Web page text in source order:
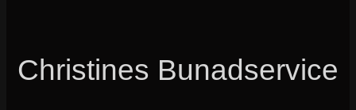
Christines Bunadservice